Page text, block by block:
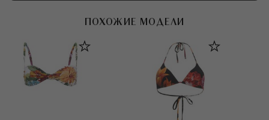
ПОХОЖИЕ МОДЕЛИ